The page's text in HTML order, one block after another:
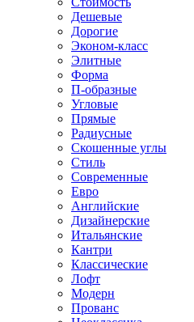
Дешевые
Дорогие
Эконом-класс
Элитные
Форма
П-образные
Угловые
Прямые
Радиусные
Скошенные углы
Стиль
Современные
Евро
Английские
Дизайнерские
Итальянские
Кантри
Классические
Лофт
Модерн
Прованс